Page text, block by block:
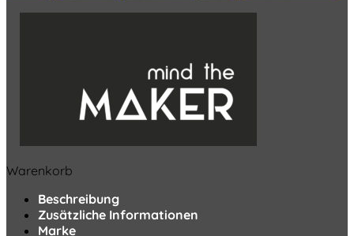
Warenkorb
Beschreibung
Zusätzliche Informationen
Marke